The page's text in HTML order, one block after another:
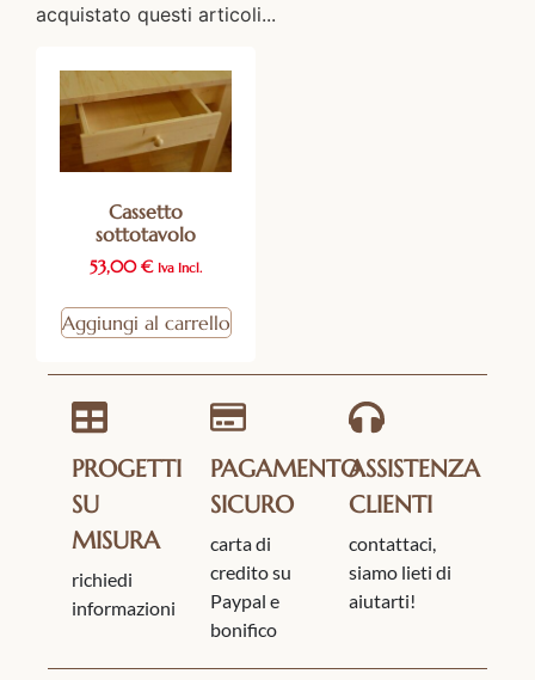
acquistato questi articoli...
Cassetto
sottotavolo
53,00€ Iva Incl.
Aggiungi al carrello
PROGETTI
SU
MISURA
richiedi
informazioni
PAGAMENTO
SICURO
carta di
credito su
Paypal e
bonifico
ASSISTENZA
CLIENTI
contattaci,
siamo lieti di
aiutarti!